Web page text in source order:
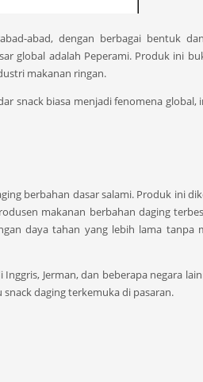
abad, dengan berbagai bentuk
global adalah Peperami. Produk ini
makanan ringan.
snack biasa menjadi fenomena global,
berbahan dasar salami. Produk ini
makanan berbahan daging
daya tahan yang lebih lama tanpa
Jerman, dan beberapa negara
daging terkemuka di pasaran.